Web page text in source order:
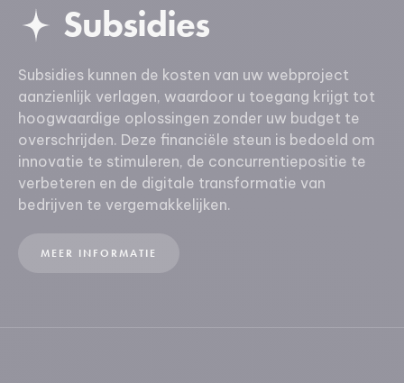
Subsidies
Subsidies kunnen de kosten van uw webproject
aanzienlijk verlagen, waardoor u toegang krijgt tot
hoogwaardige oplossingen zonder uw budget te
overschrijden. Deze financiële steun is bedoeld om
innovatie te stimuleren, de concurrentiepositie te
verbeteren en de digitale transformatie van
bedrijven te vergemakkelijken.
MEER INFORMATIE